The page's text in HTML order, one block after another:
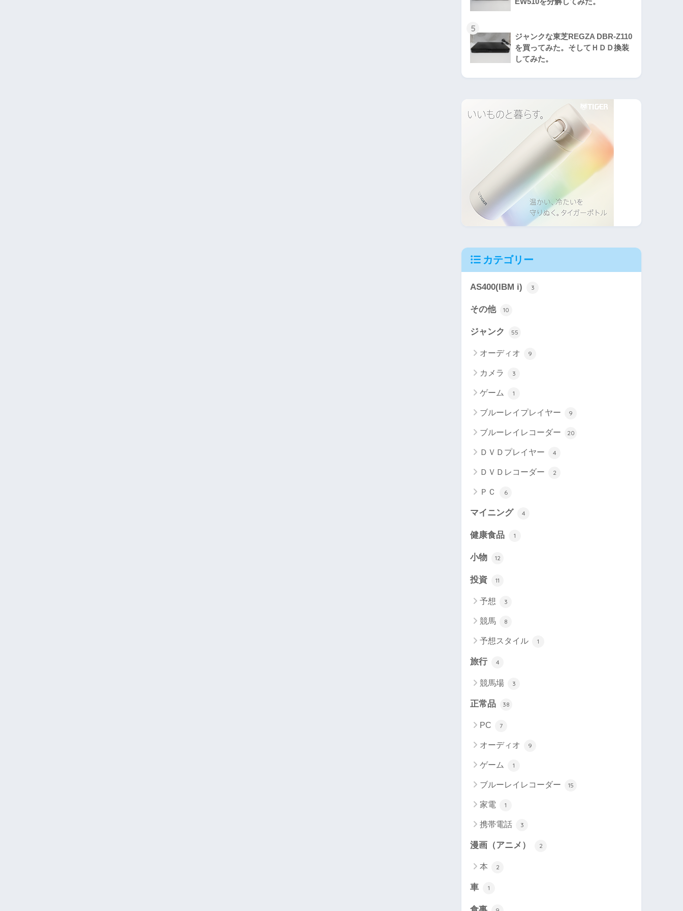
5
ジャンクな東芝REGZA DBR-Z110
を買ってみた。そしてＨＤＤ換装
してみた。
カテゴリー
AS400(IBM i) 3
その他 10
ジャンク 55
オーディオ 9
カメラ 3
ゲーム 1
ブルーレイプレイヤー 9
ブルーレイレコーダー 20
ＤＶＤプレイヤー 4
ＤＶＤレコーダー 2
ＰＣ 6
マイニング 4
健康食品 1
小物 12
投資 11
予想 3
競馬 8
予想スタイル 1
旅行 4
競馬場 3
正常品 38
PC 7
オーディオ 9
ゲーム 1
ブルーレイレコーダー 15
家電 1
携帯電話 3
漫画（アニメ） 2
本 2
車 1